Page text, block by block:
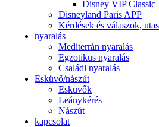
Disney VIP Classic
Disneyland Paris APP
Kérdések és válaszok,
nyaralás
Mediterrán nyaralás
Egzotikus nyaralás
Családi nyaralás
Esküvő/nászút
Esküvők
Leánykérés
Nászút
kapcsolat